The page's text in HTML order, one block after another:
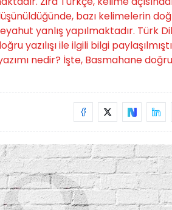
bazı kelimelerin
yanlış yapılmaktadır. Türk
yazılışı ile ilgili bilgi
nedir? İşte, Basmahane